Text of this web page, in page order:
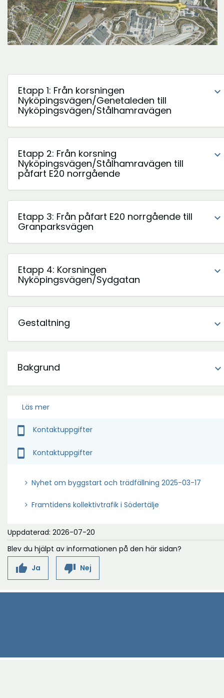
Etapp 1: Från korsningen
Nyköpingsvägen/Genetaleden till
Nyköpingsvägen/Stålhamravägen
expand_more
Etapp 2: Från korsning
Nyköpingsvägen/Stålhamravägen till
påfart E20 norrgående
expand_more
Etapp 3: Från påfart E20 norrgående till
Granparksvägen
expand_more
Etapp 4: Korsningen
Nyköpingsvägen/Sydgatan
expand_more
Gestaltning expand_more
Bakgrund expand_more
Läs mer
smartphone Kontaktuppgifter
smartphone Kontaktuppgifter
Nyhet om byggstart och trädfällning 2025-03-17
Framtidens kollektivtrafik i Södertälje
Uppdaterad: 2026-07-20
Blev du hjälpt av informationen på den här sidan?
thumb_up Ja thumb_down Nej